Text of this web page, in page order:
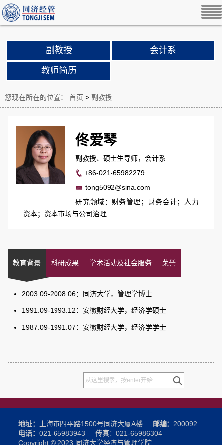
副教授 会计系
教师简历
您现在所在的位置： 首页 > 副教授
佟爱琴
副教授、硕士生导师，会计系
+86-021-65982279
tong5092@sina.com
研究领域：财务管理；财务会计；人力
资本；资本市场与公司治理
教育背景 科研成果 学术活动及社会服务 荣誉
2003.09-2008.06：同济大学，管理学博士
1991.09-1993.12：安徽财经大学，经济学硕士
1987.09-1991.07：安徽财经大学，经济学学士
地址： 上海市四平路1500号同济大厦A楼 邮编： 200092
电话： 021-65983943 传真： 021-65986304
Copyright © 2023 同济大学经济与管理学院.